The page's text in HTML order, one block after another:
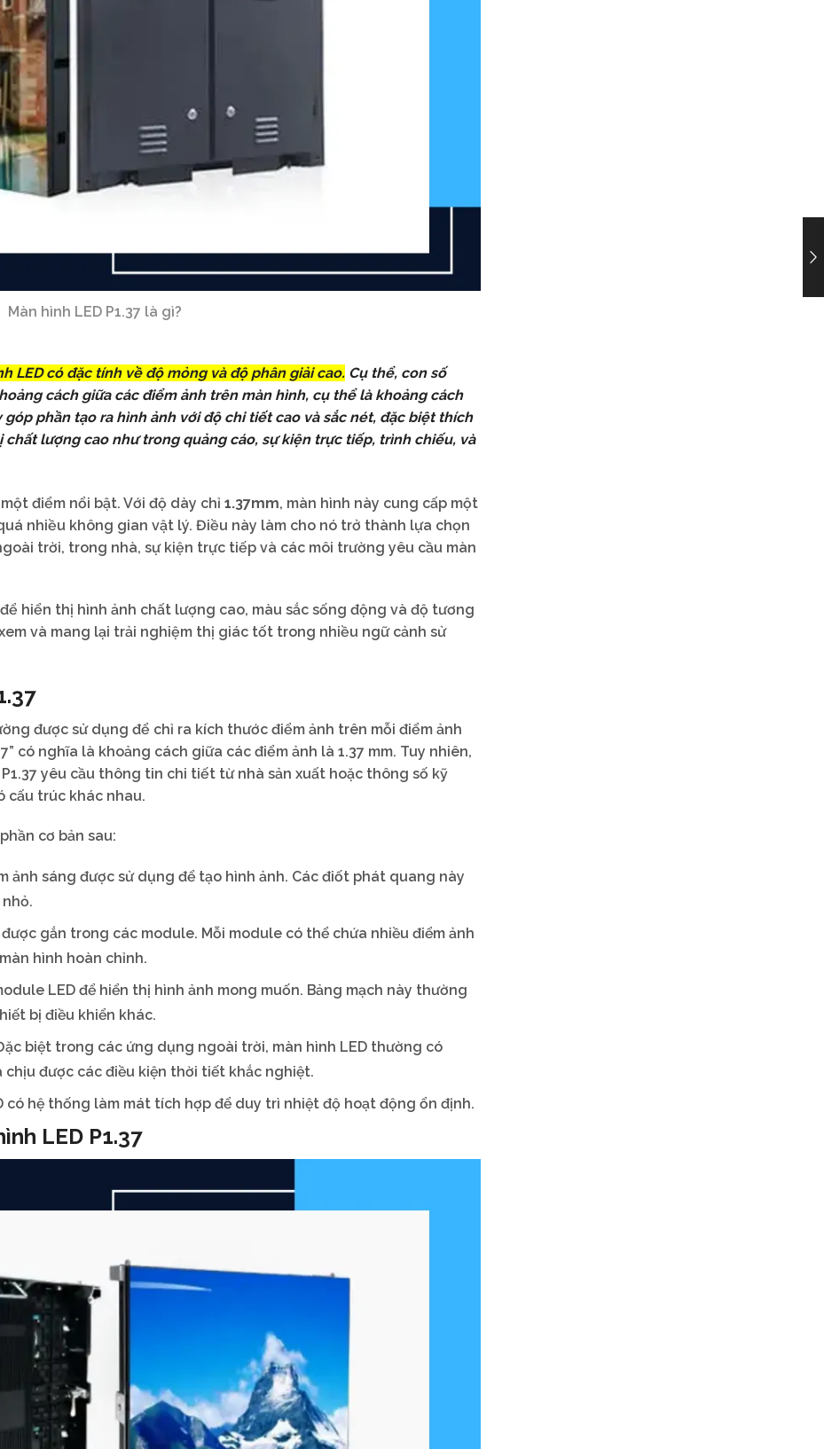
Màn hình LED P1.37 là gì?
LED có đặc tính về độ mỏng và độ phân giải cao. Cụ thể, con số
cách giữa các điểm ảnh trên màn hình, cụ thể là khoảng cách
phần tạo ra hình ảnh với độ chi tiết cao và sắc nét, đặc biệt thích
lượng cao như trong quảng cáo, sự kiện trực tiếp, trình chiếu, và
điểm nổi bật. Với độ dày chỉ 1.37mm, màn hình này cung cấp một
nhiều không gian vật lý. Điều này làm cho nó trở thành lựa chọn
trời, trong nhà, sự kiện trực tiếp và các môi trường yêu cầu màn
hiển thị hình ảnh chất lượng cao, màu sắc sống động và độ tương
và mang lại trải nghiệm thị giác tốt trong nhiều ngữ cảnh sử
được sử dụng để chỉ ra kích thước điểm ảnh trên mỗi điểm ảnh
có nghĩa là khoảng cách giữa các điểm ảnh là 1.37 mm. Tuy nhiên,
yêu cầu thông tin chi tiết từ nhà sản xuất hoặc thông số kỹ
cấu trúc khác nhau.
cơ bản sau:
ảnh sáng được sử dụng để tạo hình ảnh. Các điốt phát quang này
gắn trong các module. Mỗi module có thể chứa nhiều điểm ảnh
hình hoàn chỉnh.
LED để hiển thị hình ảnh mong muốn. Bảng mạch này thường
bị điều khiển khác.
biệt trong các ứng dụng ngoài trời, màn hình LED thường có
được các điều kiện thời tiết khắc nghiệt.
có hệ thống làm mát tích hợp để duy trì nhiệt độ hoạt động ổn định.
LED P1.37